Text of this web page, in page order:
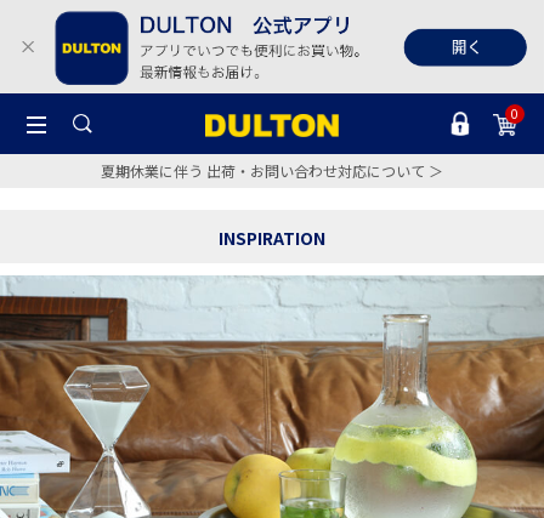
0
夏期休業に伴う 出荷・お問い合わせ対応について ＞
INSPIRATION